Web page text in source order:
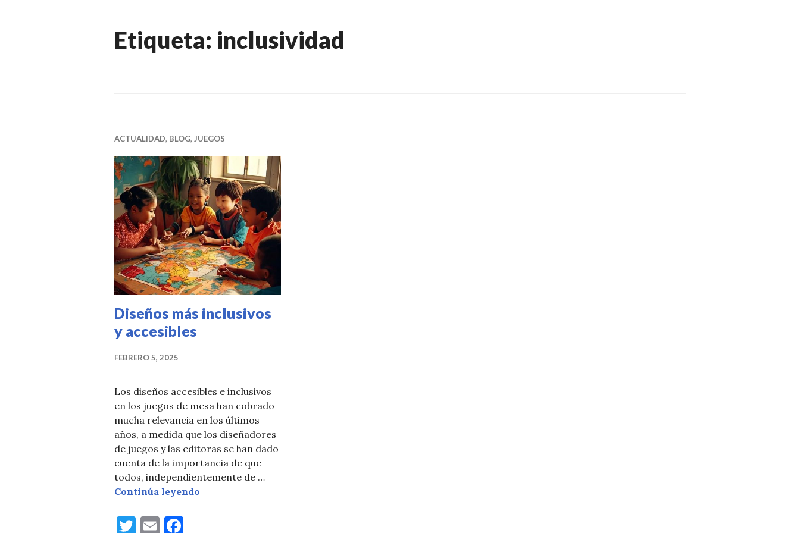
Etiqueta: inclusividad
ACTUALIDAD, BLOG, JUEGOS
Diseños más inclusivos
y accesibles
FEBRERO 5, 2025
Los diseños accesibles e inclusivos
en los juegos de mesa han cobrado
mucha relevancia en los últimos
años, a medida que los diseñadores
de juegos y las editoras se han dado
cuenta de la importancia de que
todos, independientemente de …
Continúa leyendo
T E